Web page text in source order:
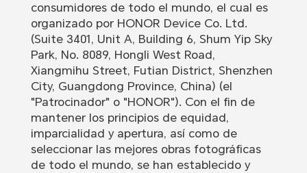
consumidores de todo el mundo, el cual es
organizado por HONOR Device Co. Ltd.
(Suite 3401, Unit A, Building 6, Shum Yip Sky
Park, No. 8089, Hongli West Road,
Xiangmihu Street, Futian District, Shenzhen
City, Guangdong Province, China) (el
"Patrocinador" o "HONOR"). Con el fin de
mantener los principios de equidad,
imparcialidad y apertura, así como de
seleccionar las mejores obras fotográficas
de todo el mundo, se han establecido y